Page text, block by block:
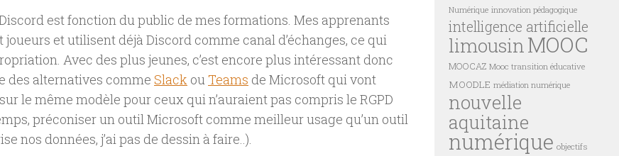
est fonction du public de mes formations. Mes apprenants
joueurs et utilisent déjà Discord comme canal d’échanges, ce qui
Avec des plus jeunes, c’est encore plus intéressant donc
des alternatives comme Slack ouTeams de Microsoft qui vont
le même modèle pour ceux qui n’auraient pas compris le RGPD
préconiser un outil Microsoft comme meilleur usage qu’un outil
nos données, j’ai pas de dessin à faire..).
Numérique innovation pédagogique
intelligence artificielle
limousin MOOC
MOOCAZ Mooc transition éducative
MOODLE médiation numérique
nouvelle
aquitaine
numérique objectifs